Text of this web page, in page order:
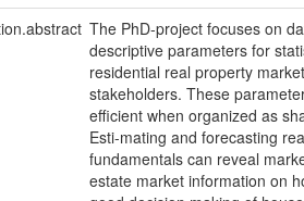
The PhD-project focuses on
descriptive parameters for
residential real property
stakeholders. These
efficient when organized as
Esti-mating and forecasting
fundamentals can reveal
estate market information on